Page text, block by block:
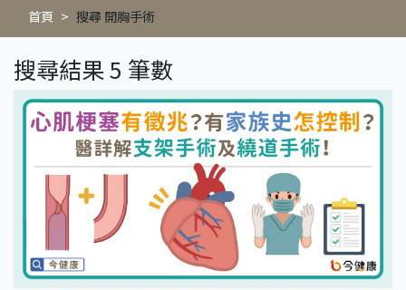
首頁 搜尋 開胸手術
搜尋結果 5 筆數